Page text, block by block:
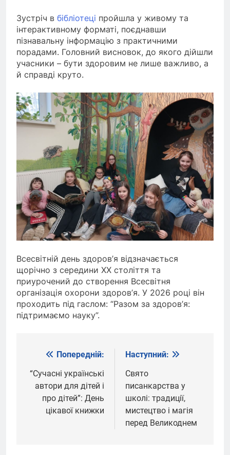
Зустріч в бібліотеці пройшла у живому та
інтерактивному форматі, поєднавши
пізнавальну інформацію з практичними
порадами. Головний висновок, до якого дійшли
учасники – бути здоровим не лише важливо, а
й справді круто.
Всесвітній день здоров’я відзначається
щорічно з середини ХХ століття та
приурочений до створення Всесвітня
організація охорони здоров’я. У 2026 році він
проходить під гаслом: “Разом за здоров’я:
підтримаємо науку”.
Навігація
записів
Попередній:
“Сучасні українські
автори для дітей і
про дітей”: День
цікавої книжки
Наступний:
Свято
писанкарства у
школі: традиції,
мистецтво і магія
перед Великоднем